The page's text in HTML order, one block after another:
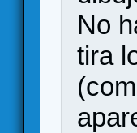
No
tira